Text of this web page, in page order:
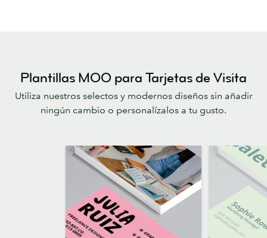
Plantillas MOO para Tarjetas de Visita
Utiliza nuestros selectos y modernos diseños sin añadir
ningún cambio o personalízalos a tu gusto.